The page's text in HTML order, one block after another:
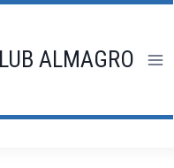
ALMAGRO